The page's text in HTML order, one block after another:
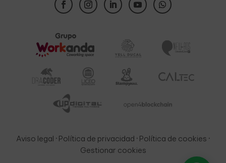
Aviso legal · Política de privacidad · Política de cookies ·
Gestionar cookies